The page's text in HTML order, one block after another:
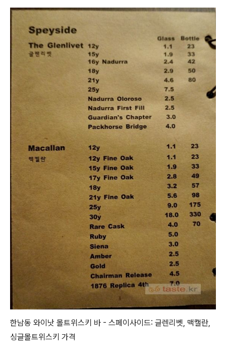
한남동 와이낫 몰트위스키 바 - 스페이사이드: 글렌리벳, 맥캘란,
싱글몰트위스키 가격